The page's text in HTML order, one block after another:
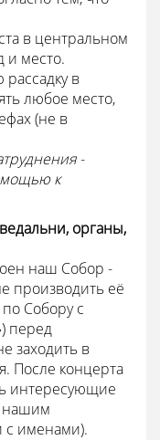
в центральном
и место.
в
любое место,
(не в
-
к
органы,
наш Собор -
производить её
Собору с
перед
заходить в
После концерта
интересующие
нашим
с именами).